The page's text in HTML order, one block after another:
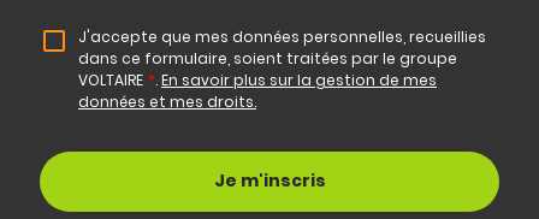
J'accepte que mes données personnelles, recueillies
dans ce formulaire, soient traitées par le groupe
VOLTAIRE *.En savoir plus sur la gestion de mes
données et mes droits.